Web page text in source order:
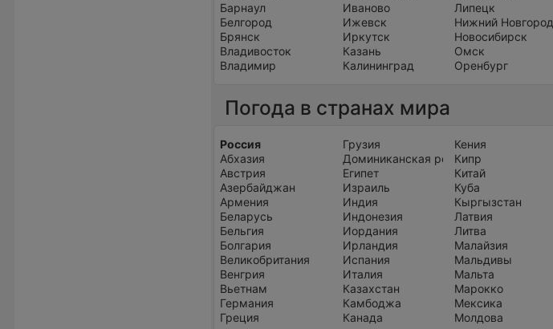
Барнаул
Белгород
Брянск
Владивосток
Владимир
Иваново
Ижевск
Иркутск
Казань
Калининград
Липецк
Нижний Новгород
Новосибирск
Омск
Оренбург
Погода в странах мира
Россия
Абхазия
Австрия
Азербайджан
Армения
Беларусь
Бельгия
Болгария
Великобритания
Венгрия
Вьетнам
Германия
Греция
Грузия
Доминиканская республика
Египет
Израиль
Индия
Индонезия
Иордания
Ирландия
Испания
Италия
Казахстан
Камбоджа
Канада
Кения
Кипр
Китай
Куба
Кыргызстан
Латвия
Литва
Малайзия
Мальдивы
Мальта
Марокко
Мексика
Молдова